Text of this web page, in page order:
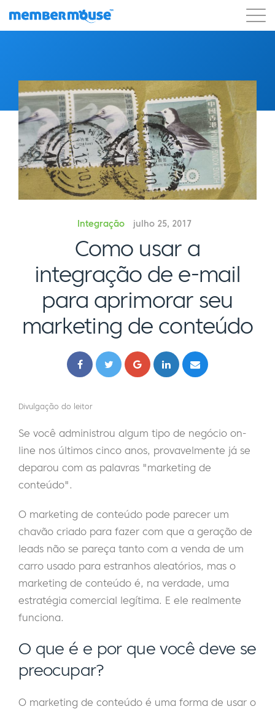
Começar a usar
Integração julho 25, 2017
Como usar a
integração de e-mail
para aprimorar seu
marketing de conteúdo
Divulgação do leitor
Se você administrou algum tipo de negócio on-
line nos últimos cinco anos, provavelmente já se
deparou com as palavras "marketing de
conteúdo".
O marketing de conteúdo pode parecer um
chavão criado para fazer com que a geração de
leads não se pareça tanto com a venda de um
carro usado para estranhos aleatórios, mas o
marketing de conteúdo é, na verdade, uma
estratégia comercial legítima. E ele realmente
funciona.
O que é e por que você deve se
preocupar?
O marketing de conteúdo é uma forma de usar o